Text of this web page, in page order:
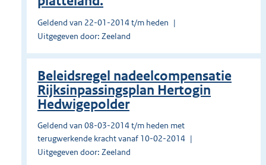
Geldend van 22-01-2014 t/m heden
Uitgegeven door: Zeeland
Beleidsregel nadeelcompensatie
Rijksinpassingsplan Hertogin
Hedwigepolder
Geldend van 08-03-2014 t/m heden met
terugwerkende kracht vanaf 10-02-2014
Uitgegeven door: Zeeland